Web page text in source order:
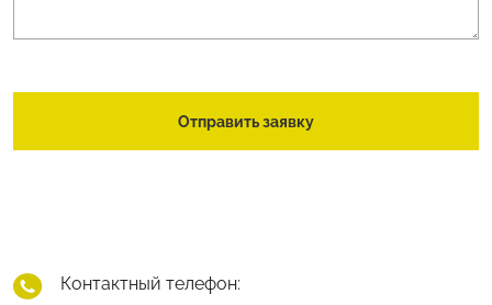
Отправить заявку
Контактный телефон: